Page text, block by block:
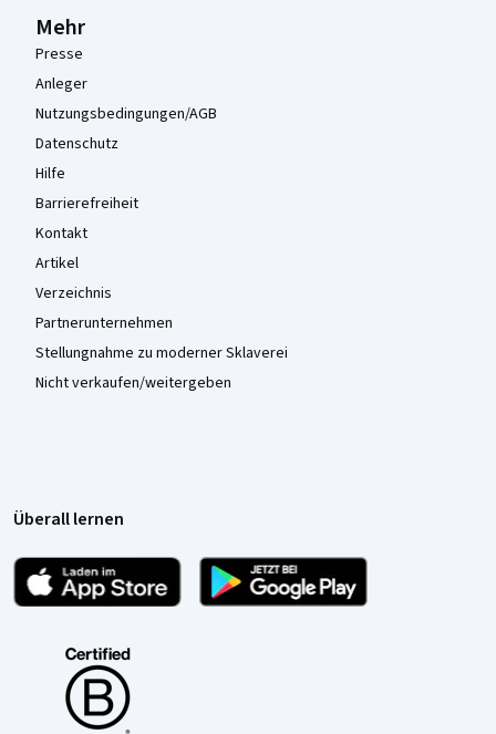
Mehr
Presse
Anleger
Nutzungsbedingungen/AGB
Datenschutz
Hilfe
Barrierefreiheit
Kontakt
Artikel
Verzeichnis
Partnerunternehmen
Stellungnahme zu moderner Sklaverei
Nicht verkaufen/weitergeben
Überall lernen